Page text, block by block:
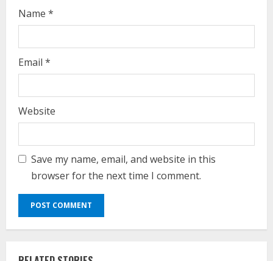
g
Name *
Email *
Website
Save my name, email, and website in this
browser for the next time I comment.